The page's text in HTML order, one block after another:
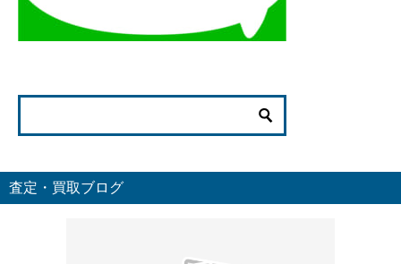
査定・買取ブログ